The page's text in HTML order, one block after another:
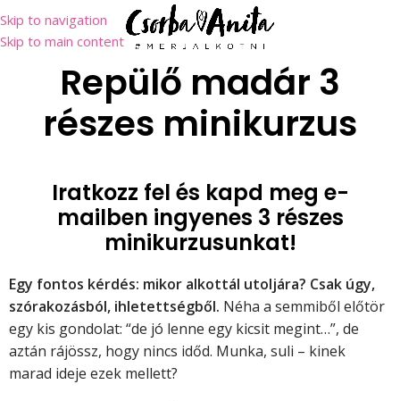
Skip to navigation
Skip to main content
Repülő madár 3
részes minikurzus
Iratkozz fel és kapd meg e-
mailben ingyenes 3 részes
minikurzusunkat!
Egy fontos kérdés: mikor alkottál utoljára? Csak úgy,
szórakozásból, ihletettségből. Néha a semmiből előtör
egy kis gondolat: “de jó lenne egy kicsit megint…”, de
aztán rájössz, hogy nincs időd. Munka, suli – kinek
marad ideje ezek mellett?